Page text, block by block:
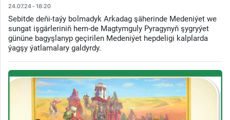
24.07.24 - 18:20
Sebitde deňi-taýy bolmadyk Arkadag şäherinde Medeniýet we
sungat işgärleriniň hem-de Magtymguly Pyragynyň şygryýet
gününe bagyşlanyp geçirilen Medeniýet hepdeligi kalplarda
ýagşy ýatlamalary galdyrdy.